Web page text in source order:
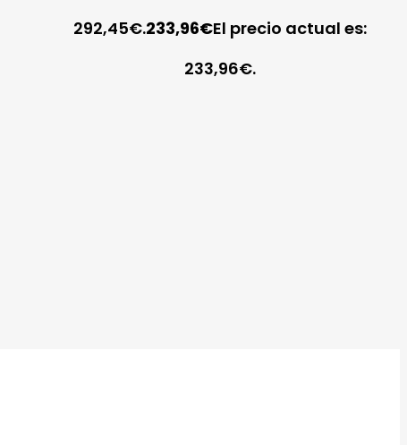
292,45€.233,96€El precio actual es:
233,96€.